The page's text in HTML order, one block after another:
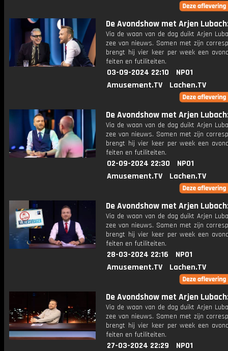
De Avondshow met Arjen
Via de waan van de dag duikt Arjen
zee van nieuws. Samen met zijn
brengt hij vier keer per week een
feiten en futiliteiten.
03-09-2024 22:10
NPO1
Amusement.TV
Lachen.TV
De Avondshow met Arjen
Via de waan van de dag duikt Arjen
zee van nieuws. Samen met zijn
brengt hij vier keer per week een
feiten en futiliteiten.
02-09-2024 22:30
NPO1
Amusement.TV
Lachen.TV
De Avondshow met Arjen
Via de waan van de dag duikt Arjen
zee van nieuws. Samen met zijn
brengt hij vier keer per week een
feiten en futiliteiten.
28-03-2024 22:16
NPO1
Amusement.TV
Lachen.TV
De Avondshow met Arjen
Via de waan van de dag duikt Arjen
zee van nieuws. Samen met zijn
brengt hij vier keer per week een
feiten en futiliteiten.
27-03-2024 22:29 NPO1